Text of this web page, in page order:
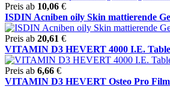
Preis ab 10,06 €
ISDIN Acniben oily Skin mattierende
Preis ab 20,61 €
VITAMIN D3 HEVERT 4000 I.E.
Preis ab 6,66 €
VITAMIN D3 HEVERT Osteo Pro